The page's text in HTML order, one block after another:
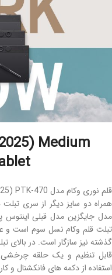
Medium
همراه دو سایز دیگر از سری
تبلت قلم وکام نسل سوم است و
گذشته نیز سازگار است. در بالای
قابل تنظیم و یک حلقه چرخشی
استفاده از دکمه های فانکشنال و